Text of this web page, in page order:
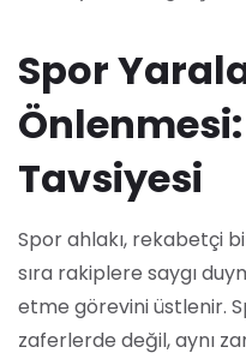
Spor
Tavsiyesi
Spor ahlakı, rekabetçi
sıra rakiplere saygı
etme görevini üstlenir.
zaferlerde değil, aynı